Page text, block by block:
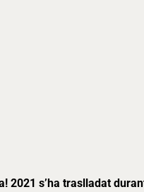
2021 s’ha traslladat